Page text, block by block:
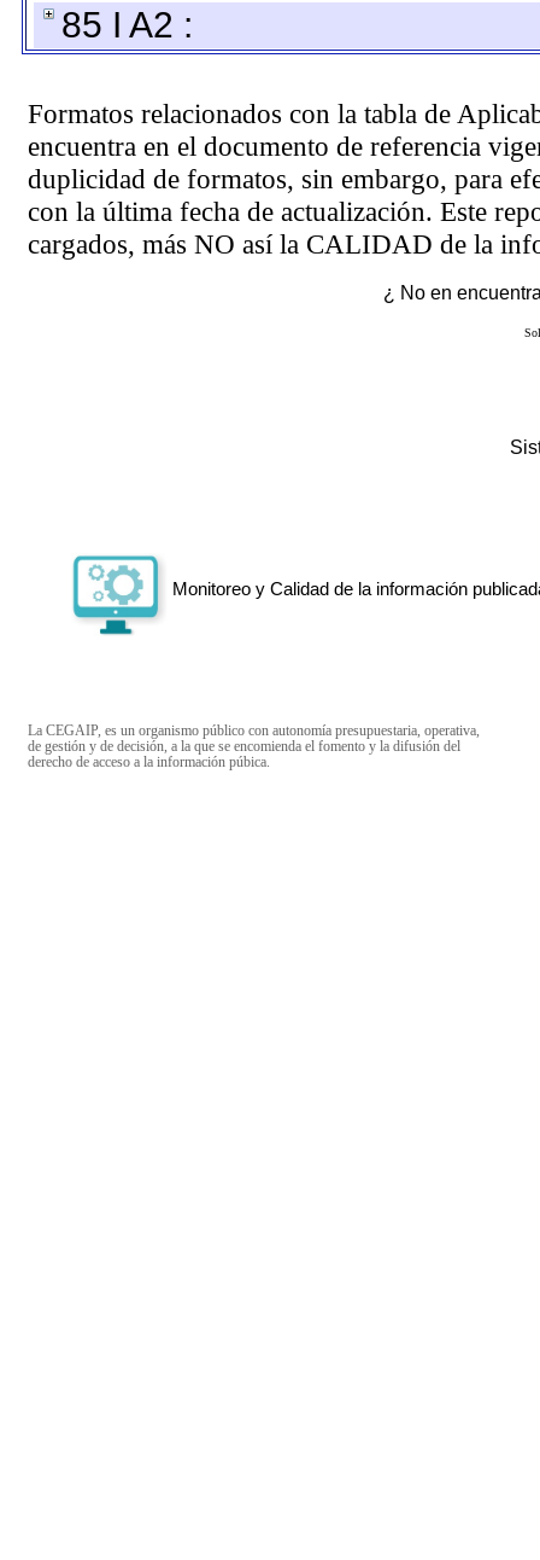
85 I A2 :
Formatos relacionados con la tabla de
encuentra en el documento de referencia
duplicidad de formatos, sin embargo, para
con la última fecha de actualización. Este
cargados, más NO así la CALIDAD de la
¿ No en
Monitoreo y Calidad de la información
La CEGAIP, es un organismo público con autonomía presupuestaria, operativa,
de gestión y de decisión, a la que se encomienda el fomento y la difusión del
derecho de acceso a la información púbica.